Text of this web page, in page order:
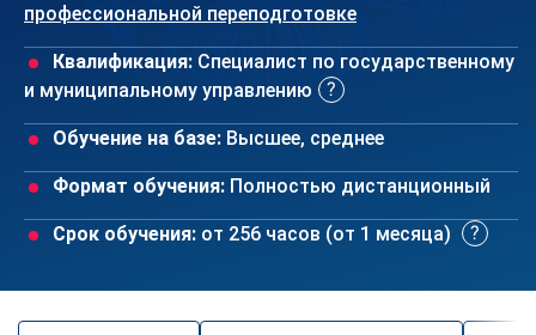
профессиональной переподготовке
Квалификация: Специалист по государственному
и муниципальному управлению
Обучение на базе: Высшее, среднее
Формат обучения: Полностью дистанционный
Срок обучения: от 256 часов (от 1 месяца)